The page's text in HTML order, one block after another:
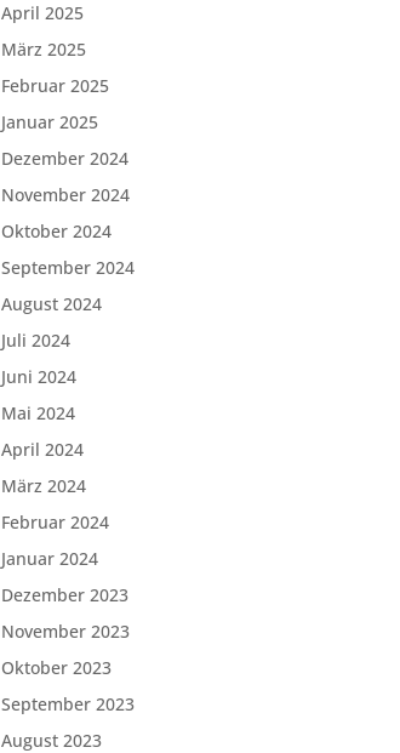
April 2025
März 2025
Februar 2025
Januar 2025
Dezember 2024
November 2024
Oktober 2024
September 2024
August 2024
Juli 2024
Juni 2024
Mai 2024
April 2024
März 2024
Februar 2024
Januar 2024
Dezember 2023
November 2023
Oktober 2023
September 2023
August 2023